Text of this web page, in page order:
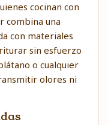
cocinan con
combina una
con materiales
sin esfuerzo
o cualquier
olores ni